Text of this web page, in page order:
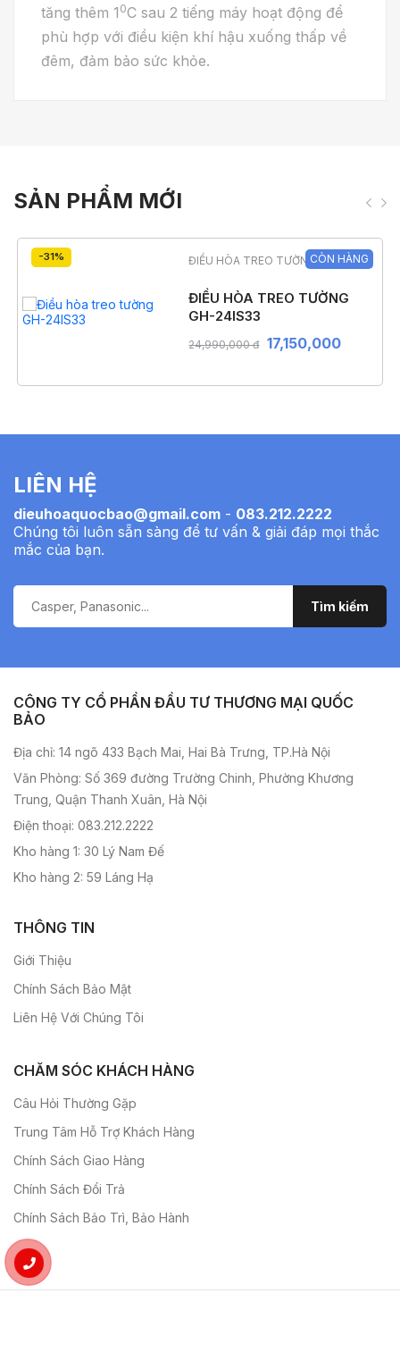
tăng thêm 1 0C sau 2 tiếng máy hoạt động để
phù hợp với điều kiện khí hậu xuống thấp về
đêm, đảm bảo sức khỏe.
SẢN PHẨM MỚI
-31% ĐIỀU HÒA TREO TƯỜNG
ĐIỀU HÒA TREO TƯỜNG
GH-24IS33
CÒN HÀNG
24,990,000 đ 17,150,000
LIÊN HỆ
dieuhoaquocbao@gmail.com - 083.212.2222
Chúng tôi luôn sẵn sàng để tư vấn & giải đáp mọi thắc
mắc của bạn.
CÔNG TY CỔ PHẦN ĐẦU TƯ THƯƠNG MẠI QUỐC
BẢO
Địa chỉ: 14 ngõ 433 Bạch Mai, Hai Bà Trưng, TP.Hà Nội
Văn Phòng: Số 369 đường Trường Chinh, Phường Khương
Trung, Quận Thanh Xuân, Hà Nội
Điện thoại: 083.212.2222
Kho hàng 1: 30 Lý Nam Đế
Kho hàng 2: 59 Láng Hạ
THÔNG TIN
Giới Thiệu
Chính Sách Bảo Mật
Liên Hệ Với Chúng Tôi
CHĂM SÓC KHÁCH HÀNG
Câu Hỏi Thường Gặp
Trung Tâm Hỗ Trợ Khách Hàng
Chính Sách Giao Hàng
Chính Sách Đổi Trả
Chính Sách Bảo Trì, Bảo Hành